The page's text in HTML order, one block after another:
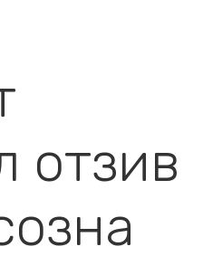
отзив